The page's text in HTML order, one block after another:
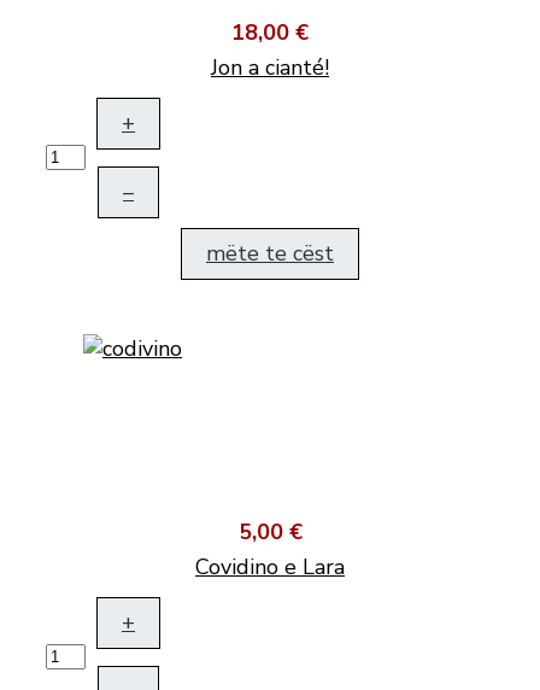
18,00 €
Jon a cianté!
+
–
mëte te cëst
5,00 €
Covidino e Lara
+